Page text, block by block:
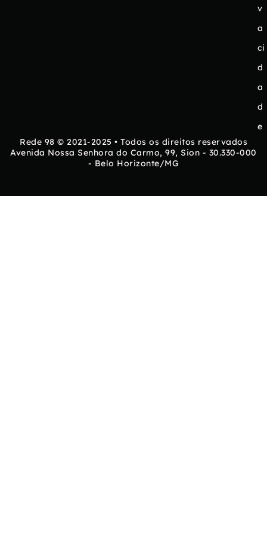
v
a
ci
d
a
d
e
Rede 98 © 2021-2025 • Todos os direitos reservados
Avenida Nossa Senhora do Carmo, 99, Sion - 30.330-000
- Belo Horizonte/MG